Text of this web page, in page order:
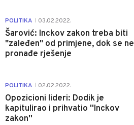
POLITIKA 03.02.2022.
Šarović: Inckov zakon treba biti
"zaleđen" od primjene, dok se ne
pronađe rješenje
POLITIKA 02.02.2022.
Opozicioni lideri: Dodik je
kapitulirao i prihvatio ''Inckov
zakon''